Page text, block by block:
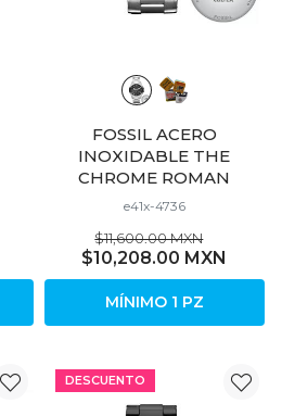
FOSSIL ACERO
INOXIDABLE THE
CHROME ROMAN
e41x-4736
$11,600.00 MXN
$10,208.00 MXN
MÍNIMO 1 PZ
DESCUENTO